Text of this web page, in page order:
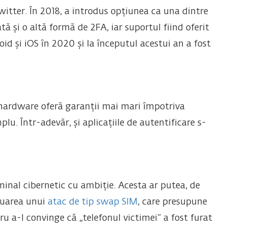
În 2018, a introdus opțiunea ca una dintre
și o altă formă de 2FA, iar suportul fiind oferit
și iOS în 2020 și la începutul acestui an a fost
oferă garanții mai mari împotriva
Într-adevăr, și aplicațiile de autentificare s-
cibernetic cu ambiție. Acesta ar putea, de
unui atac de tip swap SIM , care presupune
a-l convinge că „telefonul victimei” a fost furat